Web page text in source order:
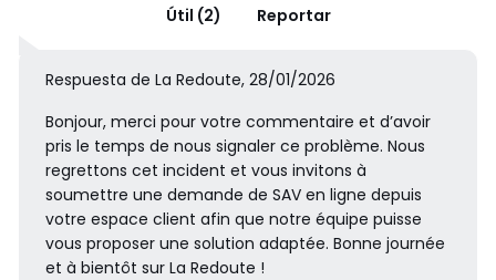
Útil (2) Reportar
Respuesta de La Redoute, 28/01/2026
Bonjour, merci pour votre commentaire et d’avoir
pris le temps de nous signaler ce problème. Nous
regrettons cet incident et vous invitons à
soumettre une demande de SAV en ligne depuis
votre espace client afin que notre équipe puisse
vous proposer une solution adaptée. Bonne journée
et à bientôt sur La Redoute !